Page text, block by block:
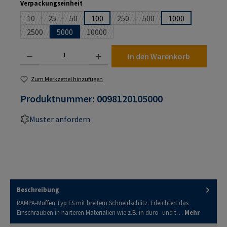
Verpackungseinheit
10(Diese Option ist zurzeit nicht verfügbar.)
25(Diese Option ist zurzeit nicht verfügbar.)
50(Diese Option ist zurzeit nicht verfügbar.)
100 250(Diese Option ist zurzeit nicht
500(Diese Option ist zurzeit
1000
2500(Diese Option ist zurzeit nicht verfügbar.)
5000 10000(Diese Option ist zurzeit nicht verfügbar.)
In den Warenkorb
Zum Merkzettel hinzufügen
Produktnummer: 0098120105000
Muster anfordern
Beschreibung
RAMPA-Muffen Typ ES mit breitem Schneidschlitz. Erleichtert das
Einschrauben in härteren Materialien wie z.B. in duro- und t… Mehr